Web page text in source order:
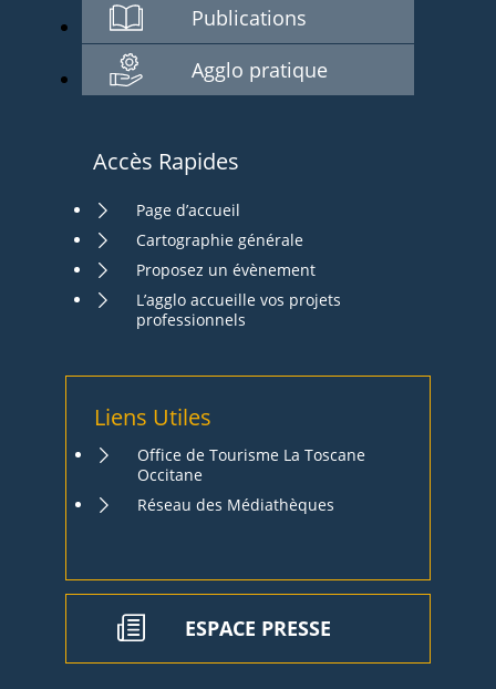
Publications
Agglo pratique
Accès Rapides
Page d’accueil
Cartographie générale
Proposez un évènement
L’agglo accueille vos projets
professionnels
Liens Utiles
Office de Tourisme La Toscane
Occitane
Réseau des Médiathèques
ESPACE PRESSE